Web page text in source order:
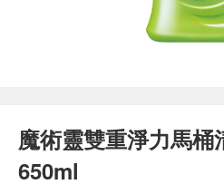
魔術靈雙重淨力馬桶
650ml